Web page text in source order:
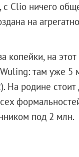
Clio ничего
на
на этот
там уже 5
На родине
под 2 млн.